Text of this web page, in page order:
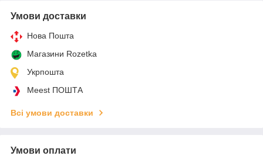
Умови доставки
Нова Пошта
Магазини Rozetka
Укрпошта
Meest ПОШТА
Всі умови доставки
Умови оплати